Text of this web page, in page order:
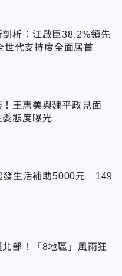
析：江啟臣38.2%領先
代支持度全面居首
王惠美與魏平政見面
態度曝光
發生活補助5000元 149
部！「8地區」風雨狂